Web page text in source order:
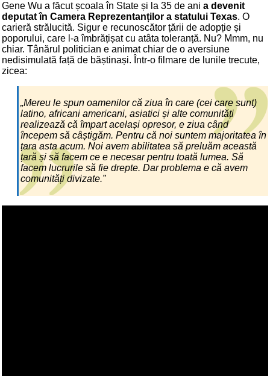
Gene Wu a făcut școala în State și la 35 de ani a devenit
deputat în Camera Reprezentanților a statului Texas. O
carieră strălucită. Sigur e recunoscător țării de adopție și
poporului, care l-a îmbrățișat cu atâta toleranță. Nu? Mmm, nu
chiar. Tânărul politician e animat chiar de o aversiune
nedisimulată față de băștinași. Într-o filmare de lunile trecute,
zicea:
„Mereu le spun oamenilor că ziua în care (cei care sunt)
latino, africani americani, asiatici și alte comunități
realizează că împart același opresor, e ziua când
începem să câștigăm. Pentru că noi suntem majoritatea în
țara asta acum. Noi avem abilitatea să preluăm această
țară și să facem ce e necesar pentru toată lumea. Să
facem lucrurile să fie drepte. Dar problema e că avem
comunități divizate.”